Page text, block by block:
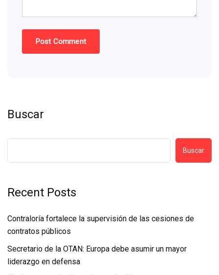
Buscar
Buscar
Recent Posts
Contraloría fortalece la supervisión de las cesiones de
contratos públicos
Secretario de la OTAN: Europa debe asumir un mayor
liderazgo en defensa